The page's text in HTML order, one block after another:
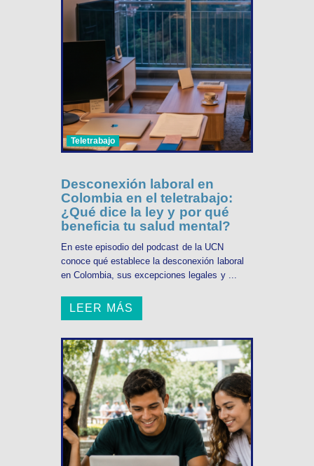
Teletrabajo
Desconexión laboral en
Colombia en el teletrabajo:
¿Qué dice la ley y por qué
beneficia tu salud mental?
En este episodio del podcast de la UCN
conoce qué establece la desconexión laboral
en Colombia, sus excepciones legales y ...
LEER MÁS